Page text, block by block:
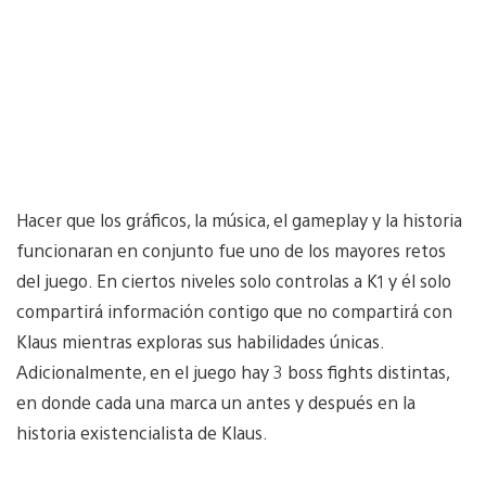
Hacer que los gráficos, la música, el gameplay y la historia
funcionaran en conjunto fue uno de los mayores retos
del juego. En ciertos niveles solo controlas a K1 y él solo
compartirá información contigo que no compartirá con
Klaus mientras exploras sus habilidades únicas.
Adicionalmente, en el juego hay 3 boss fights distintas,
en donde cada una marca un antes y después en la
historia existencialista de Klaus.